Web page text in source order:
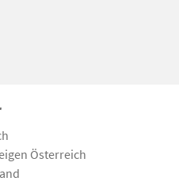
Österreich